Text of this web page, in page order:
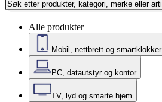
Alle produkter
Mobil, nettbrett og smartklokker
PC, datautstyr og kontor
TV, lyd og smarte hjem